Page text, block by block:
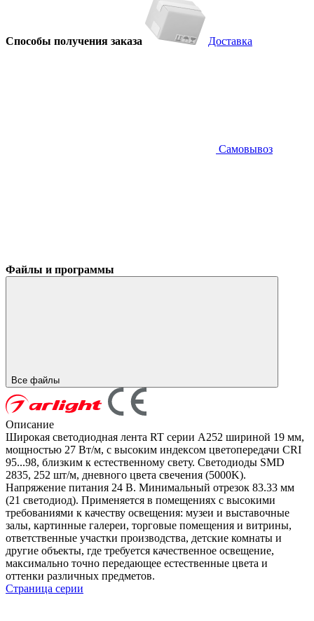
Способы получения заказа Доставка
Самовывоз
Файлы и программы
Все файлы
Описание
Широкая светодиодная лента RT серии A252 шириной 19 мм,
мощностью 27 Вт/м, с высоким индексом цветопередачи CRI
95...98, близким к естественному свету. Светодиоды SMD
2835, 252 шт/м, дневного цвета свечения (5000K).
Напряжение питания 24 В. Минимальный отрезок 83.33 мм
(21 светодиод). Применяется в помещениях с высокими
требованиями к качеству освещения: музеи и выставочные
залы, картинные галереи, торговые помещения и витрины,
ответственные участки производства, детские комнаты и
другие объекты, где требуется качественное освещение,
максимально точно передающее естественные цвета и
оттенки различных предметов.
Страница серии